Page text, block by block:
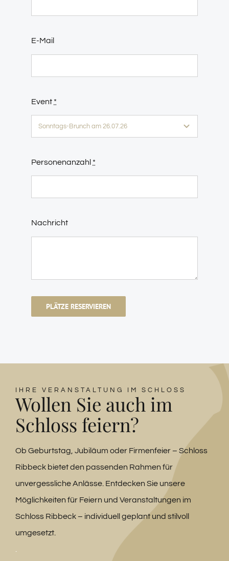
E-Mail
Event *
Personenanzahl *
Nachricht
PLÄTZE RESERVIEREN
IHRE VERANSTALTUNG IM SCHLOSS
Wollen Sie auch im
Schloss feiern?
Ob Geburtstag, Jubiläum oder Firmenfeier – Schloss
Ribbeck bietet den passenden Rahmen für
unvergessliche Anlässe. Entdecken Sie unsere
Möglichkeiten für Feiern und Veranstaltungen im
Schloss Ribbeck – individuell geplant und stilvoll
umgesetzt.